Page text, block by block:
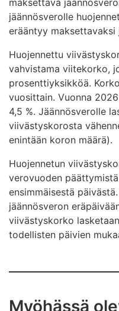
maksettava
jäännösverolle
erääntyy maksettavaksi
Huojennettu
vahvistama viitekorko,
prosenttiyksikköä.
vuosittain. Vuonna
4,5 %. Jäännösverolle
viivästyskorosta
enintään koron määrä).
Huojennetun
verovuoden
ensimmäisestä
jäännösveron
viivästyskorko
todellisten päivien
Myöhässä